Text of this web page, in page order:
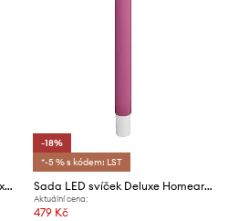
LED svíčka Deluxe Homeart 7,5 x 10 cm
-18%
*-5 % s kódem: LST
Sada LED svíček Deluxe Homeart 2,2 x 15 cm 2-pack
Aktuální cena:
479 Kč